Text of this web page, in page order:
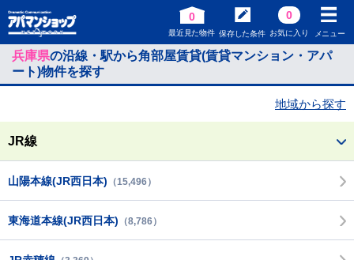
0
最近見た物件 保存した条件
0
お気に入り メニュー
兵庫県の沿線・駅から角部屋賃貸(賃貸マンション・アパ
ート)物件を探す
地域から探す
JR線
山陽本線(JR西日本) （15,496）
東海道本線(JR西日本) （8,786）